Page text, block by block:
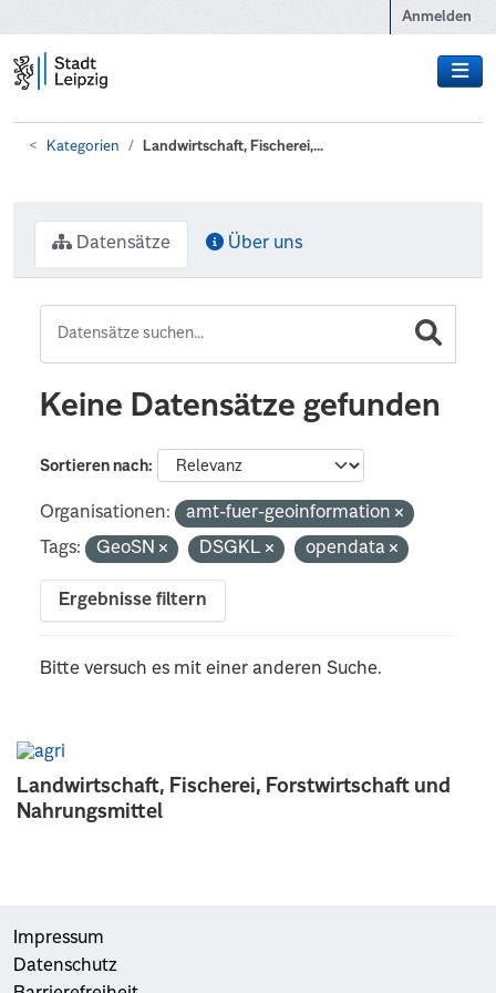
Anmelden
Kategorien Landwirtschaft, Fischerei,...
Landwirtschaft, Fischerei, Forstwirtschaft und
Nahrungsmittel
Datensätze Über uns
Keine Datensätze gefunden
Sortieren nach
Organisationen:
amt-fuer-geoinformation
Tags:
GeoSN DSGKL opendata
Ergebnisse filtern
Bitte versuch es mit einer anderen Suche.
Impressum
Datenschutz